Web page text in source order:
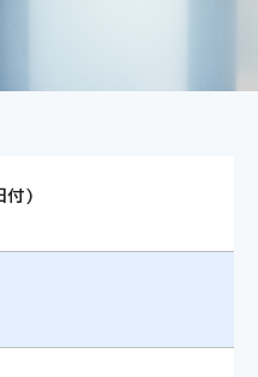
付)